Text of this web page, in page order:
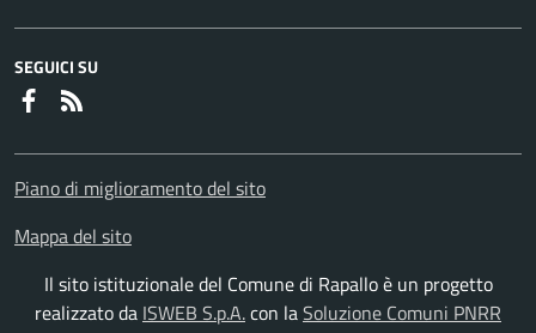
SEGUICI SU
Faceboook
Piano di miglioramento del sito
Mappa del sito
Il sito istituzionale del Comune di Rapallo è un progetto
realizzato da ISWEB S.p.A.con laSoluzione Comuni PNRR